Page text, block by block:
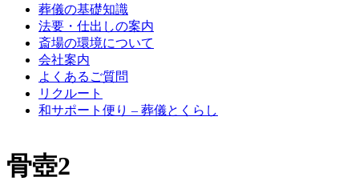
葬儀の基礎知識
法要・仕出しの案内
斎場の環境について
会社案内
よくあるご質問
リクルート
和サポート便り – 葬儀とくらし
骨壺2